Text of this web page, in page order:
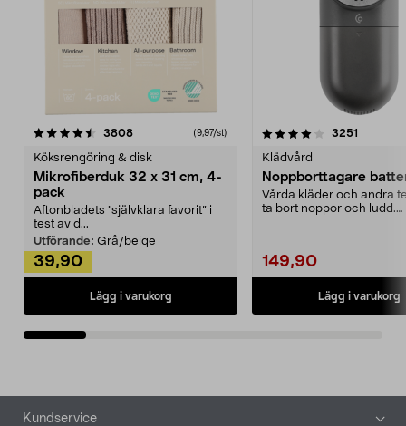
3808recensioner (9,97/st)
Köksrengöring & disk
Mikrofiberduk 32 x 31 cm, 4-
pack
Aftonbladets "självklara favorit” i
test av d...
Utförande: Grå/beige
39,90
Lägg i varukorg
4.0av 5 stjärnor 3251
Klädvård
Noppborttagare
Vårda kläder och andra
ta bort noppor och ludd.
149,90
Lägg i varukorg
4.5av 5 stjärnor
Sidfot
Kundservice